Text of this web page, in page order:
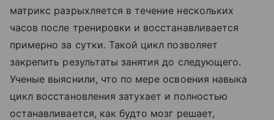
матрикс разрыхляется в течение нескольких
часов после тренировки и восстанавливается
примерно за сутки. Такой цикл позволяет
закрепить результаты занятия до следующего.
Ученые выяснили, что по мере освоения навыка
цикл восстановления затухает и полностью
останавливается, как будто мозг решает,